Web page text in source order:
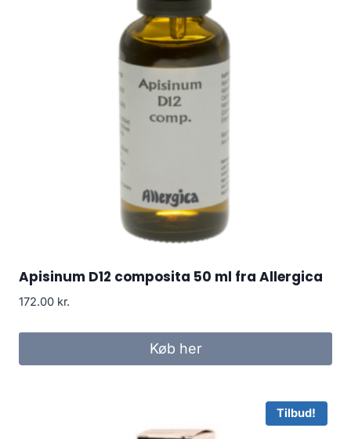
Apisinum D12 composita 50 ml fra Allergica
172.00 kr.
Køb her
Tilbud!